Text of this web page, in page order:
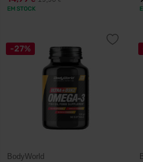
EM STOCK
-27%
BodyWorld